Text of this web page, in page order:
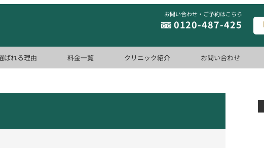
お問い合わせ・ご予約はこちら
0120-487-425
ばれる理由 料金一覧 クリニック紹介 お問い合わせ